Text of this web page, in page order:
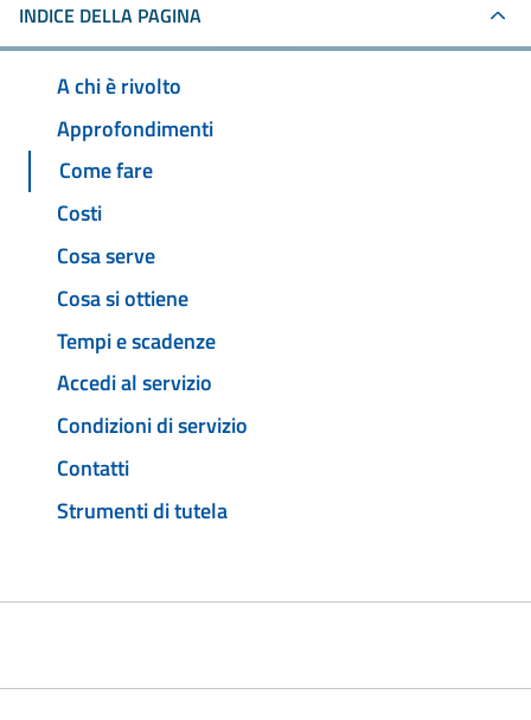
INDICE DELLA PAGINA
A chi è rivolto
Approfondimenti
Come fare
Costi
Cosa serve
Cosa si ottiene
Tempi e scadenze
Accedi al servizio
Condizioni di servizio
Contatti
Strumenti di tutela